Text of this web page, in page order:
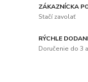
ZÁKAZNÍCKA
Stačí zavolať
RÝCHLE
Doručenie do 3